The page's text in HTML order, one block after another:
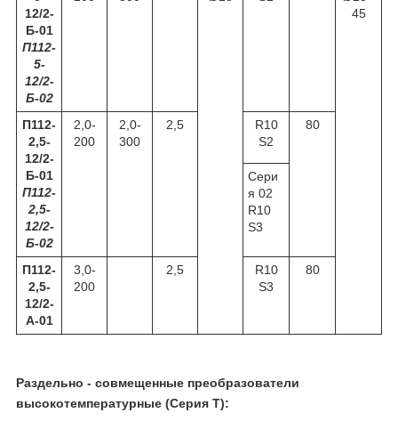
12/2-
Б-01
П112-
5-
12/2-
Б-02
45
П112-
2,5-
12/2-
Б-01
П112-
2,5-
12/2-
Б-02
2,0-
200
2,0-
300
2,5
R10
S2
80
Сери
я 02
R10
S3
П112-
2,5-
12/2-
А-01
3,0-
200
2,5
R10
S3
80
Раздельно - совмещенные преобразователи
высокотемпературные (Серия Т):